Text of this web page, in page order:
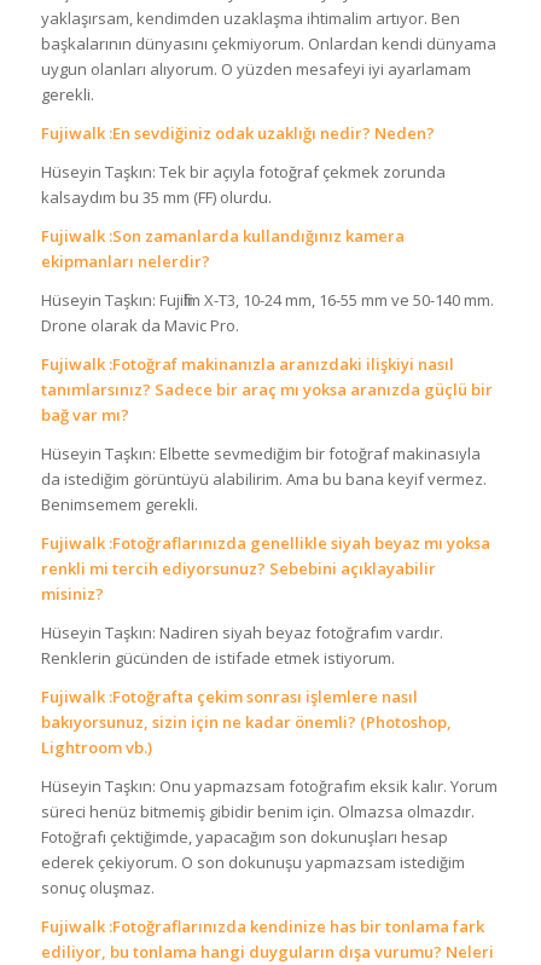
yaklaşırsam, kendimden uzaklaşma ihtimalim artıyor. Ben
başkalarının dünyasını çekmiyorum. Onlardan kendi dünyama
uygun olanları alıyorum. O yüzden mesafeyi iyi ayarlamam
gerekli.
Fujiwalk :En sevdiğiniz odak uzaklığı nedir? Neden?
Hüseyin Taşkın: Tek bir açıyla fotoğraf çekmek zorunda
kalsaydım bu 35 mm (FF) olurdu.
Fujiwalk :Son zamanlarda kullandığınız kamera
ekipmanları nelerdir?
Hüseyin Taşkın: Fujifilm X-T3, 10-24 mm, 16-55 mm ve 50-140 mm.
Drone olarak da Mavic Pro.
Fujiwalk :Fotoğraf makinanızla aranızdaki ilişkiyi nasıl
tanımlarsınız? Sadece bir araç mı yoksa aranızda güçlü bir
bağ var mı?
Hüseyin Taşkın: Elbette sevmediğim bir fotoğraf makinasıyla
da istediğim görüntüyü alabilirim. Ama bu bana keyif vermez.
Benimsemem gerekli.
Fujiwalk :Fotoğraflarınızda genellikle siyah beyaz mı yoksa
renkli mi tercih ediyorsunuz? Sebebini açıklayabilir
misiniz?
Hüseyin Taşkın: Nadiren siyah beyaz fotoğrafım vardır.
Renklerin gücünden de istifade etmek istiyorum.
Fujiwalk :Fotoğrafta çekim sonrası işlemlere nasıl
bakıyorsunuz, sizin için ne kadar önemli? (Photoshop,
Lightroom vb.)
Hüseyin Taşkın: Onu yapmazsam fotoğrafım eksik kalır. Yorum
süreci henüz bitmemiş gibidir benim için. Olmazsa olmazdır.
Fotoğrafı çektiğimde, yapacağım son dokunuşları hesap
ederek çekiyorum. O son dokunuşu yapmazsam istediğim
sonuç oluşmaz.
Fujiwalk :Fotoğraflarınızda kendinize has bir tonlama fark
ediliyor, bu tonlama hangi duyguların dışa vurumu? Neleri